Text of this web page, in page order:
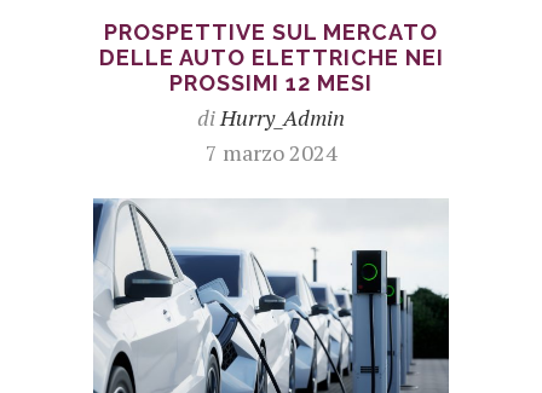
PROSPETTIVE SUL MERCATO
DELLE AUTO ELETTRICHE NEI
PROSSIMI 12 MESI
diHurry_Admin
7 marzo 2024